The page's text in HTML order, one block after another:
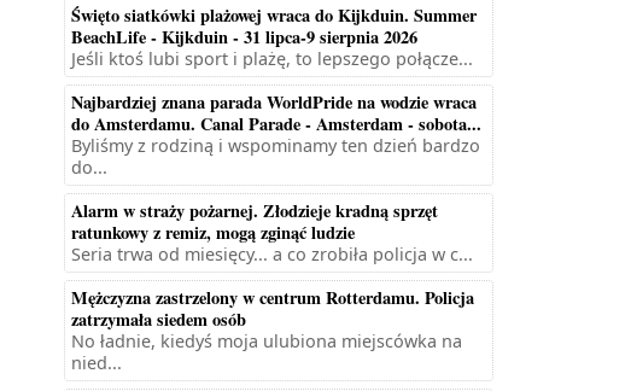
Święto siatkówki plażowej wraca do Kijkduin. Summer
BeachLife - Kijkduin - 31 lipca-9 sierpnia 2026
Jeśli ktoś lubi sport i plażę, to lepszego połącze...
Najbardziej znana parada WorldPride na wodzie wraca
do Amsterdamu. Canal Parade - Amsterdam - sobota...
Byliśmy z rodziną i wspominamy ten dzień bardzo
do...
Alarm w straży pożarnej. Złodzieje kradną sprzęt
ratunkowy z remiz, mogą zginąć ludzie
Seria trwa od miesięcy... a co zrobiła policja w c...
Mężczyzna zastrzelony w centrum Rotterdamu. Policja
zatrzymała siedem osób
No ładnie, kiedyś moja ulubiona miejscówka na
nied...